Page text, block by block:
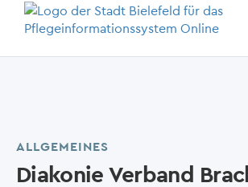
ALLGEMEINES
Diakonie Verband